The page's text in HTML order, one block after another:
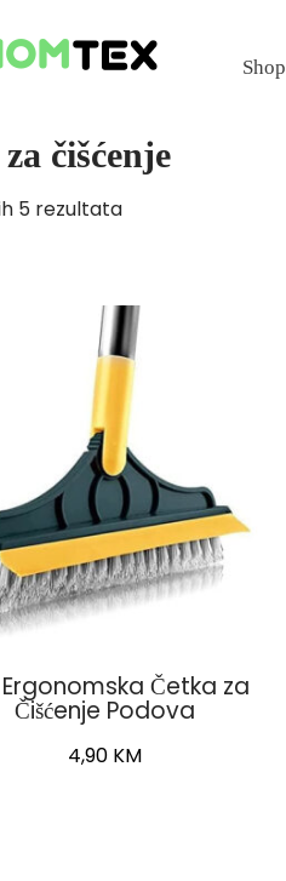
Shop
čišćenje
5 rezultata
Ergonomska Četka za
Čišćenje Podova
4,90 KM